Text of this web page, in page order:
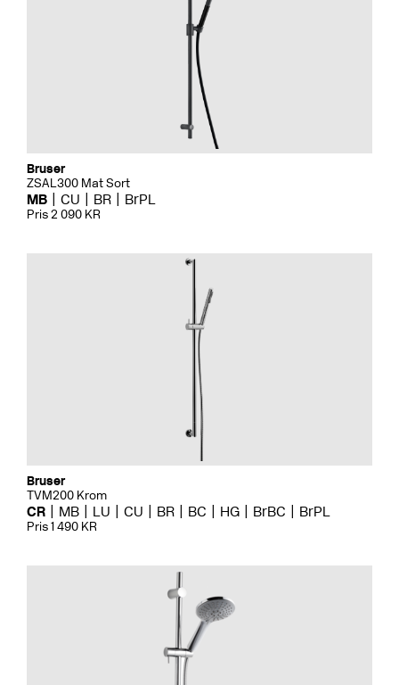
Bruser
ZSAL300 Mat Sort
MB CU BR BrPL
Pris 2 090 KR
Bruser
TVM200 Krom
CR MB LU CU BR BC HG BrBC BrPL
Pris 1 490 KR